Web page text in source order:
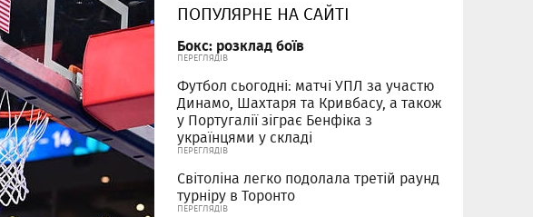
ПОПУЛЯРНЕ НА САЙТІ
Бокс: розклад боїв
ПЕРЕГЛЯДІВ
Футбол сьогодні: матчі УПЛ за участю
Динамо, Шахтаря та Кривбасу, а також
у Португалії зіграє Бенфіка з
українцями у складі
ПЕРЕГЛЯДІВ
Світоліна легко подолала третій раунд
турніру в Торонто
ПЕРЕГЛЯДІВ